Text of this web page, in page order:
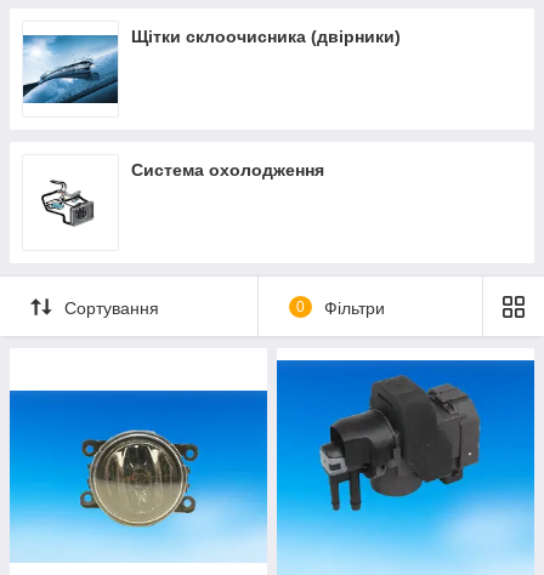
Щітки склоочисника (двірники)
Система охолодження
Сортування 0 Фільтри